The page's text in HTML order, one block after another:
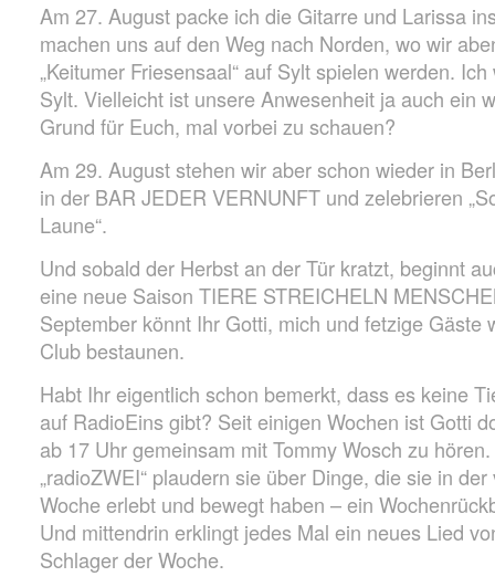
Am 27. August packe ich die Gitarre und Larissa
machen uns auf den Weg nach Norden, wo wir
„Keitumer Friesensaal“ auf Sylt spielen werden.
Sylt. Vielleicht ist unsere Anwesenheit ja auch ein
Grund für Euch, mal vorbei zu schauen?
Am 29. August stehen wir aber schon wieder in
in der BAR JEDER VERNUNFT und zelebrieren
Laune“.
Und sobald der Herbst an der Tür kratzt, beginnt
eine neue Saison TIERE STREICHELN
September könnt Ihr Gotti, mich und fetzige Gäste
Club bestaunen.
Habt Ihr eigentlich schon bemerkt, dass es keine
auf RadioEins gibt? Seit einigen Wochen ist Gotti
ab 17 Uhr gemeinsam mit Tommy Wosch zu
„radioZWEI“ plaudern sie über Dinge, die sie in
Woche erlebt und bewegt haben – ein
Und mittendrin erklingt jedes Mal ein neues Lied
Schlager der Woche.